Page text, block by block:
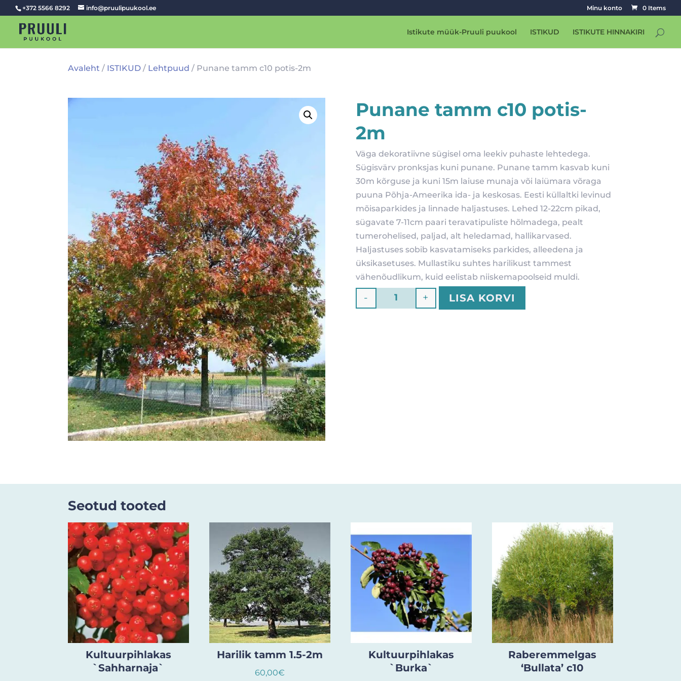
+372 5566 8292 info@pruulipuukool.ee Minu konto 0 Items
Istikute müük-Pruuli puukool ISTIKUD ISTIKUTE HINNAKIRI
Avaleht / ISTIKUD / Lehtpuud / Punane tamm c10 potis-2m
Punane tamm c10 potis-
2m
Väga dekoratiivne sügisel oma leekiv puhaste lehtedega.
Sügisvärv pronksjas kuni punane. Punane tamm kasvab kuni
30m kõrguse ja kuni 15m laiuse munaja või laiümara võraga
puuna Põhja-Ameerika ida- ja keskosas. Eesti küllaltki levinud
mõisaparkides ja linnade haljastuses. Lehed 12-22cm pikad,
sügavate 7-11cm paari teravatipuliste hõlmadega, pealt
tumerohelised, paljad, alt heledamad, hallikarvased.
Haljastuses sobib kasvatamiseks parkides, alleedena ja
üksikasetuses. Mullastiku suhtes harilikust tammest
vähenõudlikum, kuid eelistab niiskemapoolseid muldi.
Quantity
- + LISA KORVI
Seotud tooted
Kultuurpihlakas
`Sahharnaja`
Harilik tamm 1.5-2m
60,00€
Kultuurpihlakas
`Burka`
Raberemmelgas
‘Bullata’ c10